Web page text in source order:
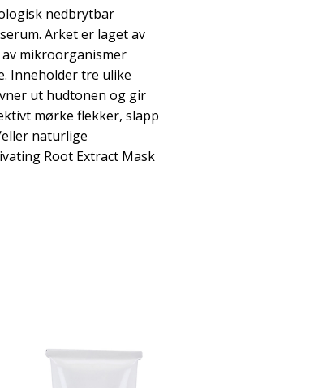
nedbrytbar
Arket er laget av
mikroorganismer
Inneholder tre ulike
ut hudtonen og gir
mørke flekker, slapp
naturlige
Root Extract Mask